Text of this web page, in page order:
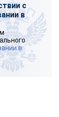
с
в
в